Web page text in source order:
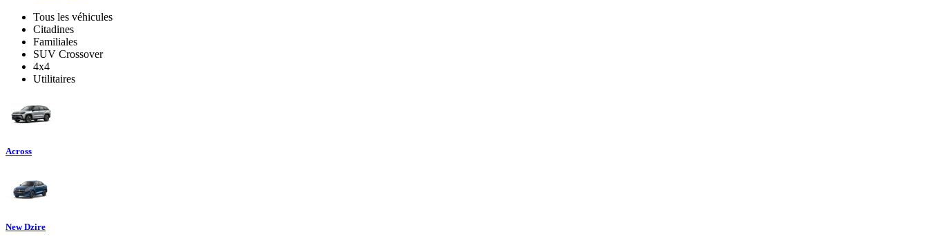
Tous les véhicules
Citadines
Familiales
SUV Crossover
4x4
Utilitaires
Across
New Dzire